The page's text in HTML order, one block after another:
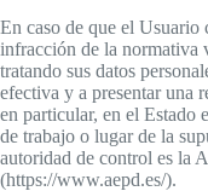
En caso de que el Usuario
infracción de la normativa
tratando sus datos
efectiva y a presentar una
en particular, en el Estado
de trabajo o lugar de la
autoridad de control es la
(https://www.aepd.es/).